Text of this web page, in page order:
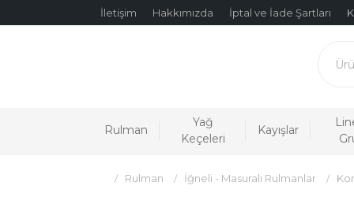
İletişim Hakkımızda İptal ve İade Şartları
Rulman
Yağ
Keçeleri
Kayışlar
Rulman İğneli - Masuralı Rulmanlar